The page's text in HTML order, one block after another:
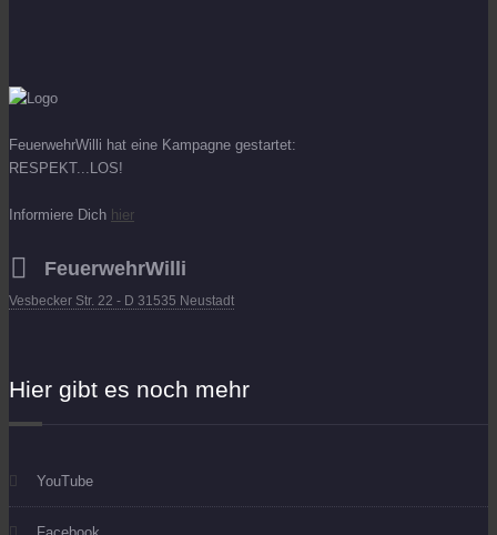
FeuerwehrWilli hat eine Kampagne gestartet:
RESPEKT...LOS!
Informiere Dich hier
FeuerwehrWilli
Vesbecker Str. 22 - D 31535 Neustadt
Hier gibt es noch mehr
YouTube